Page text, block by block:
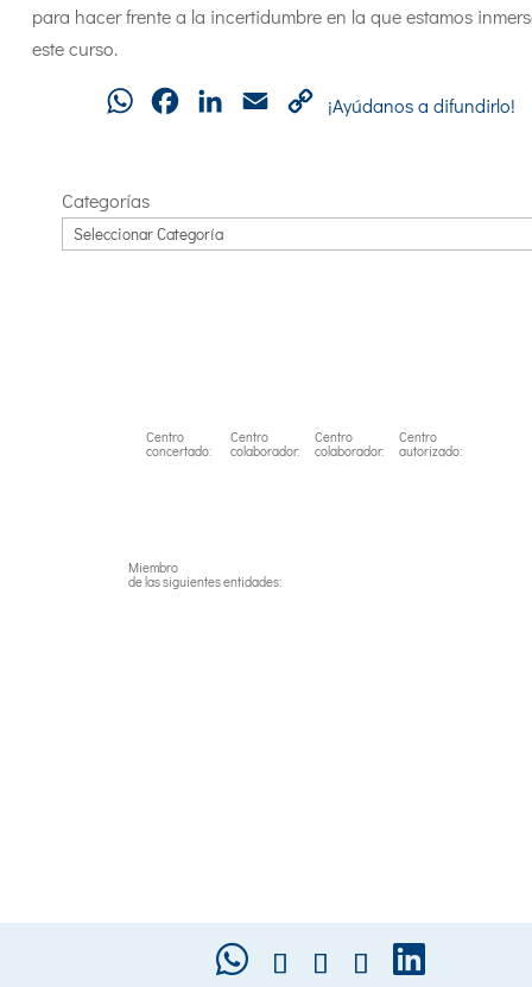
para hacer frente a la incertidumbre en la que estamos
este curso.
WhatsAppFacebookLinkedInEmail
Copy
¡Ayúdanos a difundirlo!
Categorías
Centro
concertado:
Centro
colaborador:
Centro
colaborador:
Centro
autorizado:
Miembro
de las siguientes entidades: